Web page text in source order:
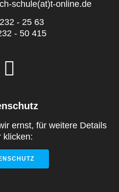
schule(at)t-online.de
- 25 63
- 50 415
ernst, für weitere Details
klicken: